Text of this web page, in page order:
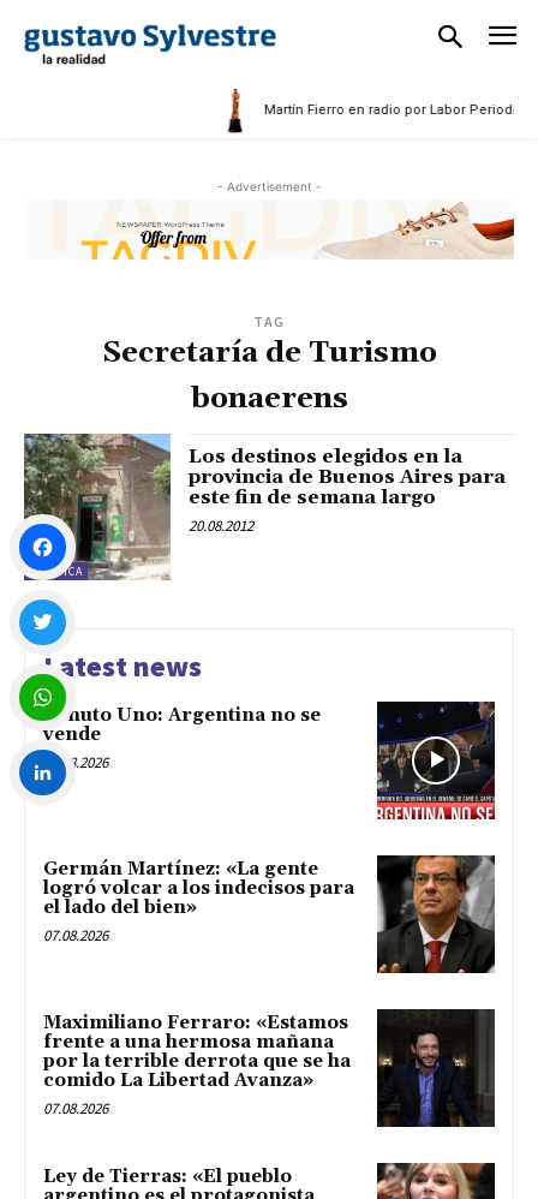
Martín Fierro en radio por Labor
- Advertisement -
TAG
Secretaría de Turismo
bonaerens
POLÍTICA
Los destinos elegidos en la
provincia de Buenos Aires para
este fin de semana largo
20.08.2012
Latest news
Minuto Uno: Argentina no se
vende
07.08.2026
Germán Martínez: «La gente
logró volcar a los indecisos para
el lado del bien»
07.08.2026
Maximiliano Ferraro: «Estamos
frente a una hermosa mañana
por la terrible derrota que se ha
comido La Libertad Avanza»
07.08.2026
Ley de Tierras: «El pueblo
Facebook
Twitter
WhatsApp